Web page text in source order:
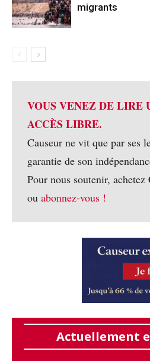
migrants
VOUS VENEZ DE LIRE
ACCÈS LIBRE.
Causeur ne vit que par ses
garantie de son
Pour nous soutenir, achetez
ou abonnez-vous !
Actuellement